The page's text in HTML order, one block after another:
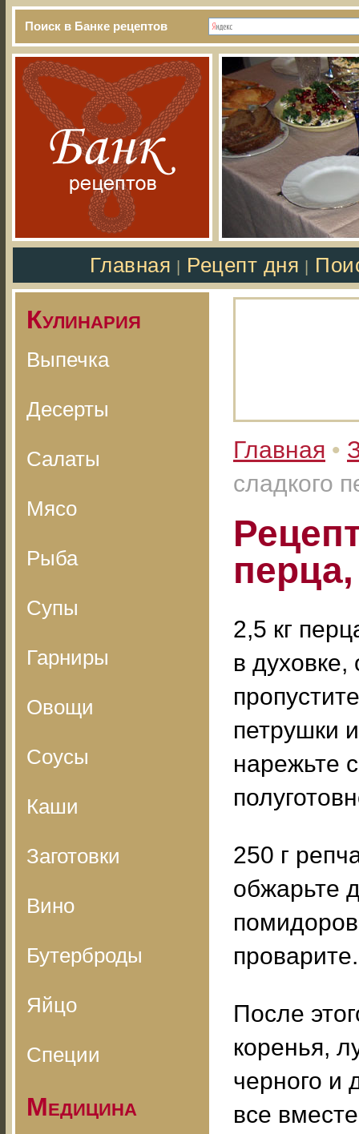
Поиск в Банке рецептов
Главная Рецепт дня
Кулинария
Выпечка
Десерты
Салаты
Мясо
Рыба
Супы
Гарниры
Овощи
Соусы
Каши
Заготовки
Вино
Бутерброды
Яйцо
Специи
Медицина
Главная •
сладкого
2,5 кг
в
петрушки
нарежьте
250 г
обжарьте
проварите.
После
коренья,
черного и
все